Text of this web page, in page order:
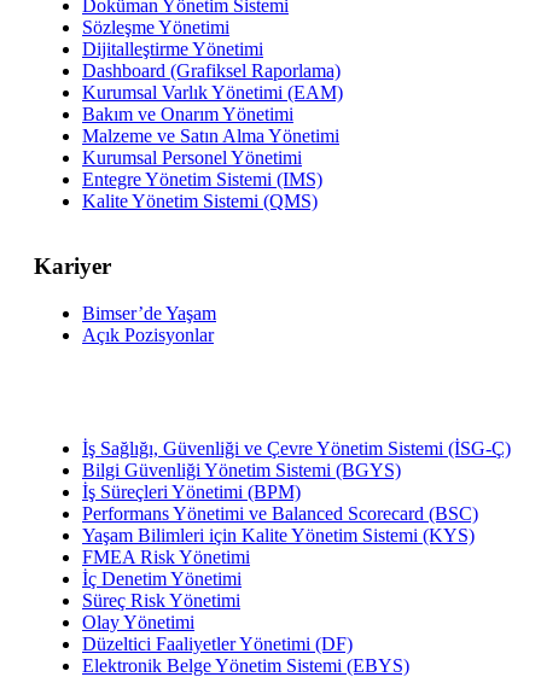
Doküman Yönetim Sistemi
Sözleşme Yönetimi
Dijitalleştirme Yönetimi
Dashboard (Grafiksel Raporlama)
Kurumsal Varlık Yönetimi (EAM)
Bakım ve Onarım Yönetimi
Malzeme ve Satın Alma Yönetimi
Kurumsal Personel Yönetimi
Entegre Yönetim Sistemi (IMS)
Kalite Yönetim Sistemi (QMS)
Kariyer
Bimser’de Yaşam
Açık Pozisyonlar
İş Sağlığı, Güvenliği ve Çevre Yönetim Sistemi (İSG-Ç)
Bilgi Güvenliği Yönetim Sistemi (BGYS)
İş Süreçleri Yönetimi (BPM)
Performans Yönetimi ve Balanced Scorecard (BSC)
Yaşam Bilimleri için Kalite Yönetim Sistemi (KYS)
FMEA Risk Yönetimi
İç Denetim Yönetimi
Süreç Risk Yönetimi
Olay Yönetimi
Düzeltici Faaliyetler Yönetimi (DF)
Elektronik Belge Yönetim Sistemi (EBYS)